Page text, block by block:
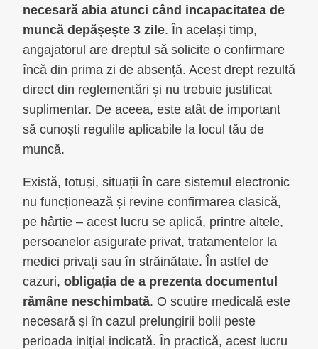
necesară abia atunci când incapacitatea de
muncă depășește 3 zile. În același timp,
angajatorul are dreptul să solicite o confirmare
încă din prima zi de absență. Acest drept rezultă
direct din reglementări și nu trebuie justificat
suplimentar. De aceea, este atât de important
să cunoști regulile aplicabile la locul tău de
muncă.
Există, totuși, situații în care sistemul electronic
nu funcționează și revine confirmarea clasică,
pe hârtie – acest lucru se aplică, printre altele,
persoanelor asigurate privat, tratamentelor la
medici privați sau în străinătate. În astfel de
cazuri, obligația de a prezenta documentul
rămâne neschimbată. O scutire medicală este
necesară și în cazul prelungirii bolii peste
perioada inițial indicată. În practică, acest lucru